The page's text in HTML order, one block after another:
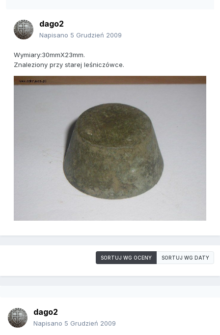
dago2
Napisano 5 Grudzień 2009
Wymiary:30mmX23mm.
Znaleziony przy starej leśniczówce.
SORTUJ WG OCENY SORTUJ WG DATY
dago2
Napisano 5 Grudzień 2009